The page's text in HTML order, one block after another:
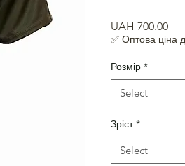
UAH 700.00Price
✅ Оптова ціна
Розмір *
Select
Зріст *
Select